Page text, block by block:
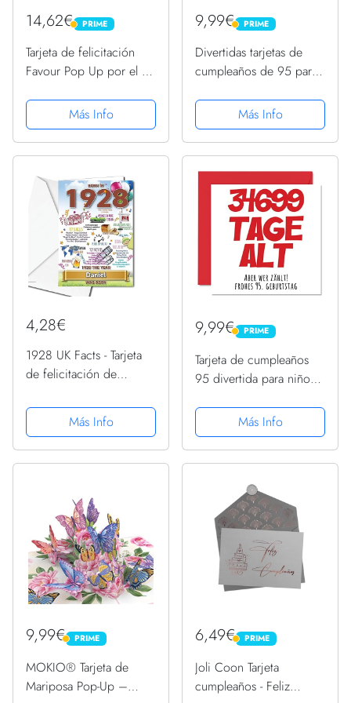
14,62€ PRIME
PRIME
Tarjeta de felicitación
Favour Pop Up por el 95
filigrana, que se
despliega al abrir el
sobre rojo. TA95R.
Más Info
9,99€ PRIME
PRIME
Divertidas tarjetas de
cumpleaños de 95 para
Neon Glow – Tarjeta de
feliz cumpleaños para
abuelo, abuelo, tarjetas
Más Info
4,28€
1928 UK Facts - Tarjeta
de felicitación de
cumpleaños,
personalizable
Más Info
9,99€ PRIME
PRIME
Tarjeta de cumpleaños
95 divertida para niños y
de edad, divertida trece
decimotercera y feliz
tarjeta de cumpleaños
Más Info
9,99€ PRIME
PRIME
MOKIO® Tarjeta de
Mariposa Pop-Up –
6,49€ PRIME
PRIME
Joli Coon Tarjeta
cumpleaños - Feliz